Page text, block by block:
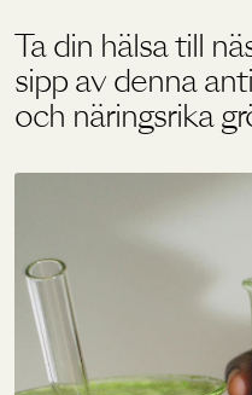
Holistics värld
För återförsäljare
Ta din hälsa till
sipp av denna
och näringsrika